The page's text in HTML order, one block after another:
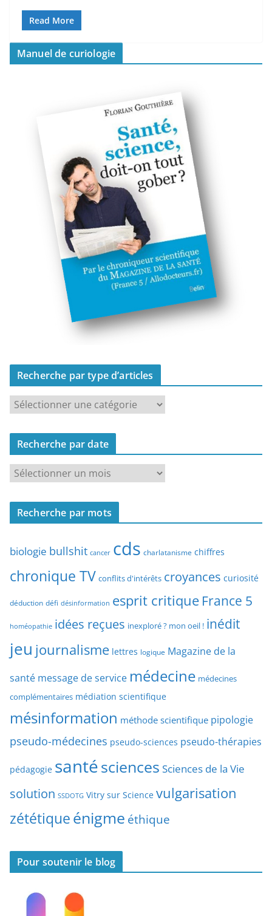
Read More
Manuel de curiologie
Recherche par type d’articles
c
e
e
a
y
e
d
’
a
i
c
e
Recherche par date
c
r
h
p
a
t
e
Recherche par mots
biologie bullshit cancer cds charlatanisme chiffres
chronique TV conflits d'intérêts croyances curiosité
déduction défi désinformation esprit critique France 5
homéopathie idées reçues inexploré ? mon oeil ! inédit
jeu journalisme lettres logique Magazine de la
santé message de service médecine médecines
complémentaires médiation scientifique
mésinformation méthode scientifique pipologie
pseudo-médecines pseudo-sciences pseudo-thérapies
pédagogie santésciences Sciences de la Vie
solution SSDOTG Vitry sur Science vulgarisation
zététiqueénigme éthique
Pour soutenir le blog